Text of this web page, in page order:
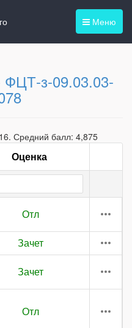
Меню
ФЦТ-з-09.03.03-
Средний балл: 4,875
Оценка
Отл
Зачет
Зачет
Отл